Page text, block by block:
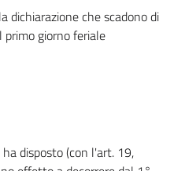
dichiarazione che scadono di
giorno feriale
ha disposto (con l'art. 19,